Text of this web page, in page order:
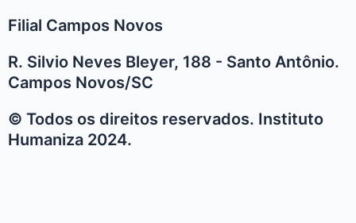
Filial Campos Novos
R. Silvio Neves Bleyer, 188 - Santo Antônio.
Campos Novos/SC
© Todos os direitos reservados. Instituto
Humaniza 2024.